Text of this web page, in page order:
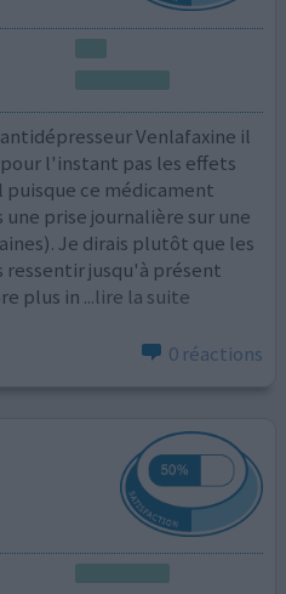
Venlafaxine il
l'instant pas les effets
ce médicament
prise journalière sur une
Je dirais plutôt que les
ressentir jusqu'à présent
plus in ...lire la suite
0 réactions